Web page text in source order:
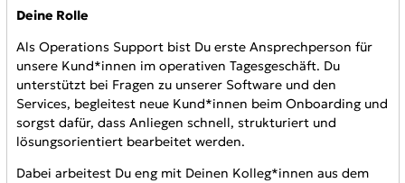
Deine Rolle
Als Operations Support bist Du erste Ansprechperson für
unsere Kund*innen im operativen Tagesgeschäft. Du
unterstützt bei Fragen zu unserer Software und den
Services, begleitest neue Kund*innen beim Onboarding und
sorgst dafür, dass Anliegen schnell, strukturiert und
lösungsorientiert bearbeitet werden.
Dabei arbeitest Du eng mit Deinen Kolleg*innen aus dem